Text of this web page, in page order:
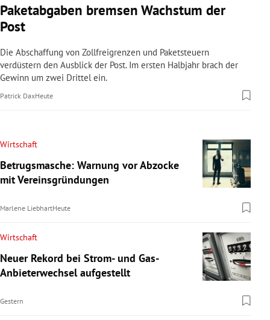
Paketabgaben bremsen Wachstum der
Post
Die Abschaffung von Zollfreigrenzen und Paketsteuern
verdüstern den Ausblick der Post. Im ersten Halbjahr brach der
Gewinn um zwei Drittel ein.
Patrick DaxHeute
Wirtschaft
Betrugsmasche: Warnung vor Abzocke
mit Vereinsgründungen
Marlene LiebhartHeute
Wirtschaft
Neuer Rekord bei Strom- und Gas-
Anbieterwechsel aufgestellt
Gestern